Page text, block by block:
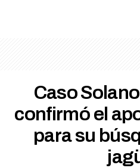
Caso
confirmó el
para su